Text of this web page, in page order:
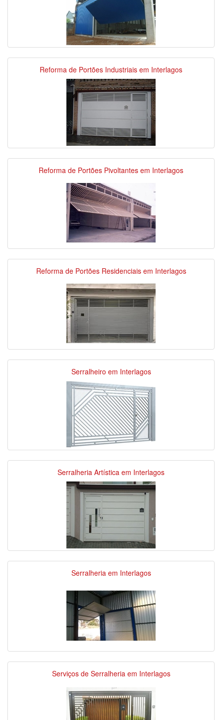
Reforma de Portões Industriais em Interlagos
Reforma de Portões Pivoltantes em Interlagos
Reforma de Portões Residenciais em Interlagos
Serralheiro em Interlagos
Serralheria Artística em Interlagos
Serralheria em Interlagos
Serviços de Serralheria em Interlagos